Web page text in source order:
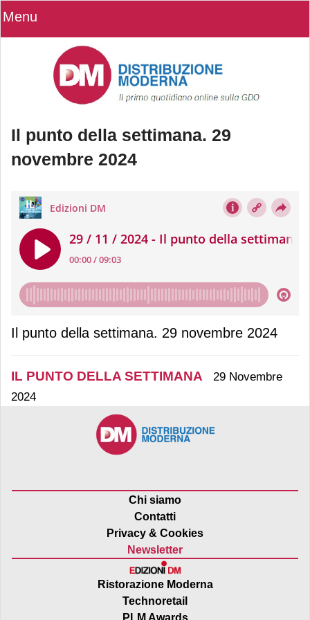
Menu
Il punto della settimana. 29
novembre 2024
Il punto della settimana. 29 novembre
2024
Il punto della settimana. 29 novembre 2024
IL PUNTO DELLA SETTIMANA
29 Novembre
2024
Chi siamo
Contatti
Privacy & Cookies
Newsletter
Ristorazione Moderna
Technoretail